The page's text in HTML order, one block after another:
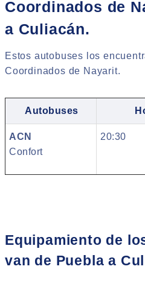
Coordinados de
a Culiacán.
Estos autobuses los
Coordinados de Nayarit.
Autobuses
ACN
Confort
20:30
Equipamiento de
van de Puebla a